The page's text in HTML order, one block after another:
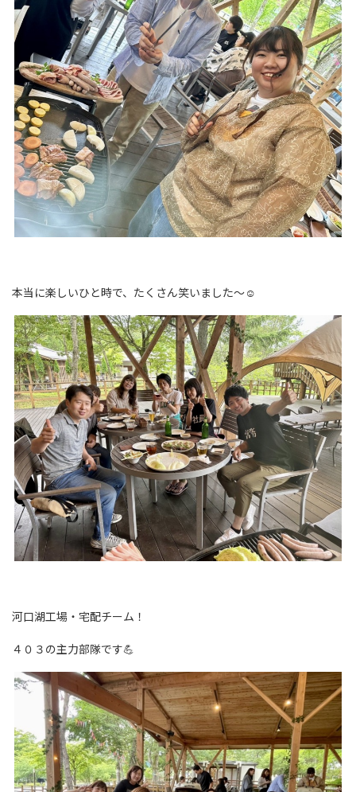
本当に楽しいひと時で、たくさん笑いました～☺
河口湖工場・宅配チーム！
４０３の主力部隊です💪